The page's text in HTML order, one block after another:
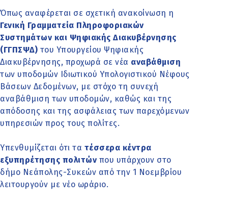
Όπως αναφέρεται σε σχετική ανακοίνωση η
Γενική Γραμματεία Πληροφοριακών
Συστημάτων και Ψηφιακής Διακυβέρνησης
(ΓΓΠΣΨΔ) του Υπουργείου Ψηφιακής
Διακυβέρνησης, προχωρά σε νέα αναβάθμιση
των υποδομών Ιδιωτικού Υπολογιστικού Νέφους
Βάσεων Δεδομένων, με στόχο τη συνεχή
αναβάθμιση των υποδομών, καθώς και της
απόδοσης και της ασφάλειας των παρεχόμενων
υπηρεσιών προς τους πολίτες.
Υπενθυμίζεται ότι τα τέσσερα κέντρα
εξυπηρέτησης πολιτών που υπάρχουν στο
δήμο Νεάπολης-Συκεών από την 1 Νοεμβρίου
λειτουργούν με νέο ωράριο.